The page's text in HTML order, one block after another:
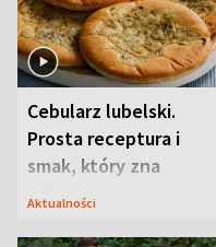
Cebularz lubelski.
Prosta receptura i
smak, który zna
Lubelszczyzna
Aktualności